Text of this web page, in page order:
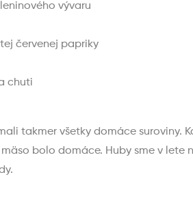
vývaru
červenej papriky
chuti
takmer všetky domáce
bolo domáce. Huby sme v